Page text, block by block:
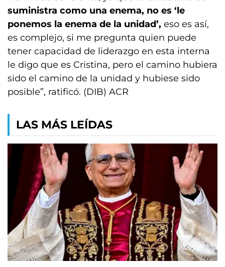
suministra como una enema, no es ‘le
ponemos la enema de la unidad’, eso es así,
es complejo, si me pregunta quien puede
tener capacidad de liderazgo en esta interna
le digo que es Cristina, pero el camino hubiera
sido el camino de la unidad y hubiese sido
posible”, ratificó. (DIB) ACR
LAS MÁS LEÍDAS